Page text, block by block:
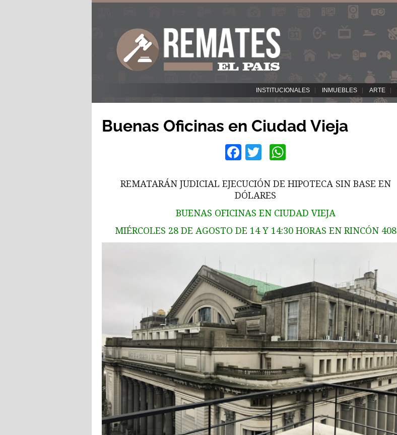
INSTITUCIONALES INMUEBLES ARTE
Buenas Oficinas en Ciudad Vieja
Facebook
Twitter
REMATARÁN JUDICIAL EJECUCIÓN DE HIPOTECA SIN BASE EN
DÓLARES
BUENAS OFICINAS EN CIUDAD VIEJA
MIÉRCOLES 28 DE AGOSTO DE 14 Y 14:30 HORAS EN RINCÓN 408